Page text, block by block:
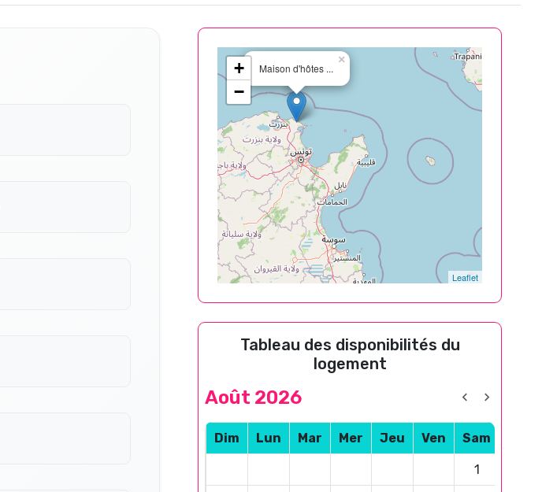
Maison d'hôtes ...
×
+
−
Leaflet
Tableau des disponibilités du
logement
Août 2026
Dim Lun Mar Mer Jeu Ven Sam
1